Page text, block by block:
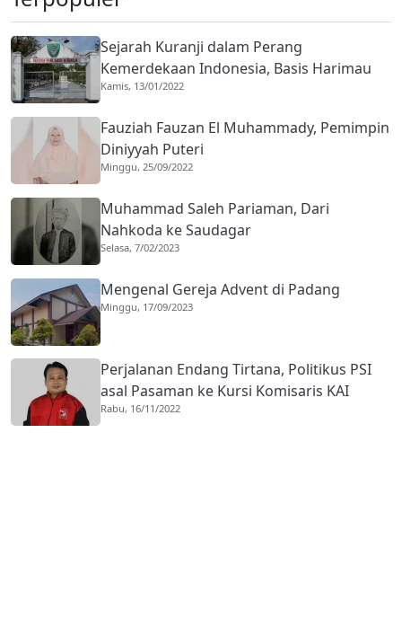
Sejarah Kuranji dalam Perang
Kemerdekaan Indonesia, Basis Harimau
Kuranji
Kamis, 13/01/2022
Fauziah Fauzan El Muhammady, Pemimpin
Diniyyah Puteri
Minggu, 25/09/2022
Muhammad Saleh Pariaman, Dari
Nahkoda ke Saudagar
Selasa, 7/02/2023
Mengenal Gereja Advent di Padang
Minggu, 17/09/2023
Perjalanan Endang Tirtana, Politikus PSI
asal Pasaman ke Kursi Komisaris KAI
Rabu, 16/11/2022